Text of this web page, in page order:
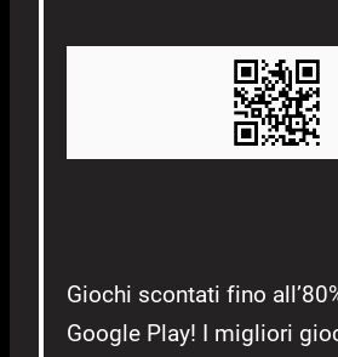
Giochi scontati fino
Google Play! I migliori